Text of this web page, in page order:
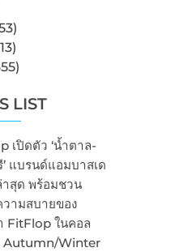
LIST
เปิดตัว ‘น้ำตาล-
แบรนด์แอมบาสเด
าสุด พร้อมชวน
ามสบายของ
FitFlop ในคอล
Autumn/Winter